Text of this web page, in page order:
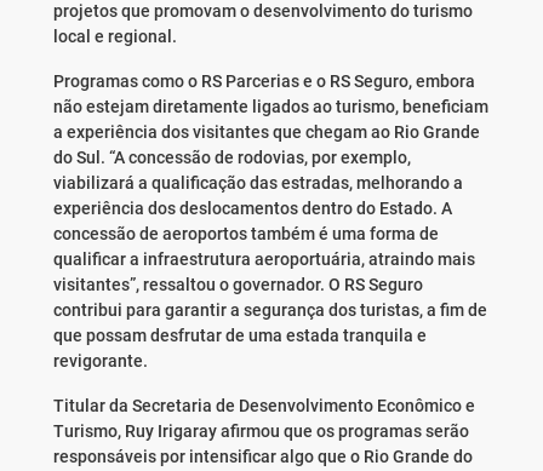
projetos que promovam o desenvolvimento do turismo
local e regional.
Programas como o RS Parcerias e o RS Seguro, embora
não estejam diretamente ligados ao turismo, beneficiam
a experiência dos visitantes que chegam ao Rio Grande
do Sul. “A concessão de rodovias, por exemplo,
viabilizará a qualificação das estradas, melhorando a
experiência dos deslocamentos dentro do Estado. A
concessão de aeroportos também é uma forma de
qualificar a infraestrutura aeroportuária, atraindo mais
visitantes”, ressaltou o governador. O RS Seguro
contribui para garantir a segurança dos turistas, a fim de
que possam desfrutar de uma estada tranquila e
revigorante.
Titular da Secretaria de Desenvolvimento Econômico e
Turismo, Ruy Irigaray afirmou que os programas serão
responsáveis por intensificar algo que o Rio Grande do